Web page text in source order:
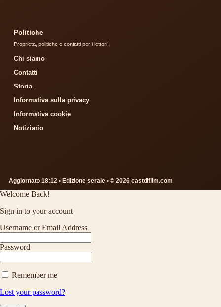
Politiche
Proprieta, politiche e contatti per i lettori.
Chi siamo
Contatti
Storia
Informativa sulla privacy
Informativa cookie
Notiziario
Aggiornato 18:12 • Edizione serale • © 2026 castdifilm.com
Welcome Back!
Sign in to your account
Username or Email Address
Password
Remember me
Lost your password?